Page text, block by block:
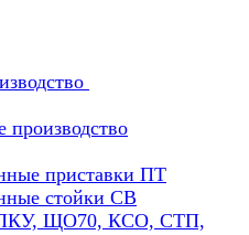
производство
приставки ПТ
стойки СВ
ЩО70, КСО, СТП,